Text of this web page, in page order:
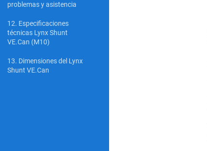
problemas y asistencia
12. Especificaciones
técnicas Lynx Shunt
VE.Can (M10)
13. Dimensiones del Lynx
Shunt VE.Can